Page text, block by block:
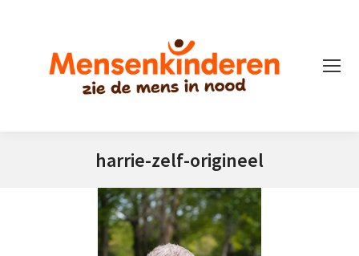
harrie-zelf-origineel